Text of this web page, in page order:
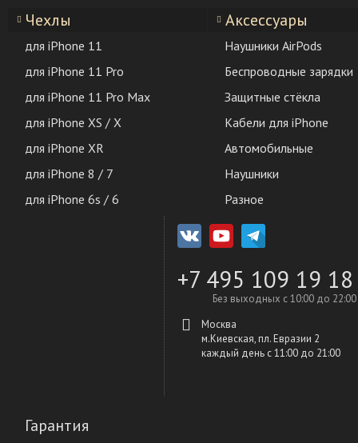
Чехлы
для iPhone 11
для iPhone 11 Pro
для iPhone 11 Pro Max
для iPhone XS / X
для iPhone XR
для iPhone 8 / 7
для iPhone 6s / 6
Аксессуары
Наушники AirPods
Беспроводные зарядки
Защитные стёкла
Кабели для iPhone
Автомобильные
Наушники
Разное
+7 495 109 19 18
Без выходных с 10:00 до 22:00
Москва
м.Киевская, пл. Евразии 2
каждый день c 11:00 до 21:00
Гарантия